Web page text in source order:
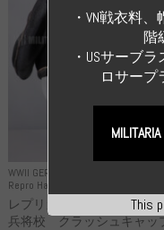
WWII GERMANY
Repro Hat and Cap SS and WSS
レプリカ 武装親衛隊
兵将校 クラッシュキャ
This
・VN戦衣料
階
・USサーブ
ロサープ